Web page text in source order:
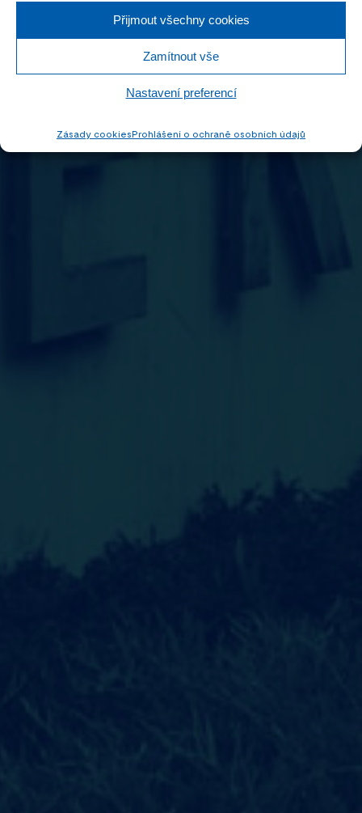
Přijmout všechny cookies
Zamítnout vše
Nastavení preferencí
Zásady cookiesProhlášení o ochraně osobních údajů